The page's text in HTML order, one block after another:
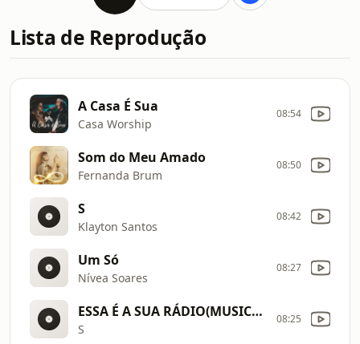
Lista de Reprodução
A Casa É Sua
Casa Worship
08:54
Som do Meu Amado
Fernanda Brum
08:50
S
Klayton Santos
08:42
Um Só
Nívea Soares
08:27
ESSA É A SUA RÁDIO(MUSICAL)
S
08:25